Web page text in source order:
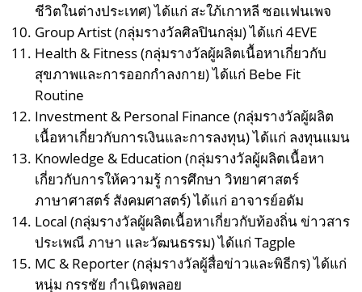
ชีวิตในต่างประเทศ) ได้แก่ สะใภ้เกาหลี ซอเเฟนเพจ
Group Artist (กลุ่มรางวัลศิลปินกลุ่ม) ได้แก่ 4EVE
Health & Fitness (กลุ่มรางวัลผู้ผลิตเนื้อหาเกี่ยวกับ
สุขภาพและการออกกำลงกาย) ได้แก่ Bebe Fit
Routine
Investment & Personal Finance (กลุ่มรางวัลผู้ผลิต
เนื้อหาเกี่ยวกับการเงินและการลงทุน) ได้แก่ ลงทุนแมน
Knowledge & Education (กลุ่มรางวัลผู้ผลิตเนื้อหา
เกี่ยวกับการให้ความรู้ การศึกษา วิทยาศาสตร์
ภาษาศาสตร์ สังคมศาสตร์) ได้แก่ อาจารย์อดัม
Local (กลุ่มรางวัลผู้ผลิตเนื้อหาเกี่ยวกับท้องถิ่น ข่าวสาร
ประเพณี ภาษา และวัฒนธรรม) ได้แก่ Tagple
MC & Reporter (กลุ่มรางวัลผู้สื่อข่าวและพิธีกร) ได้แก่
หนุ่ม กรรชัย กำเนิดพลอย